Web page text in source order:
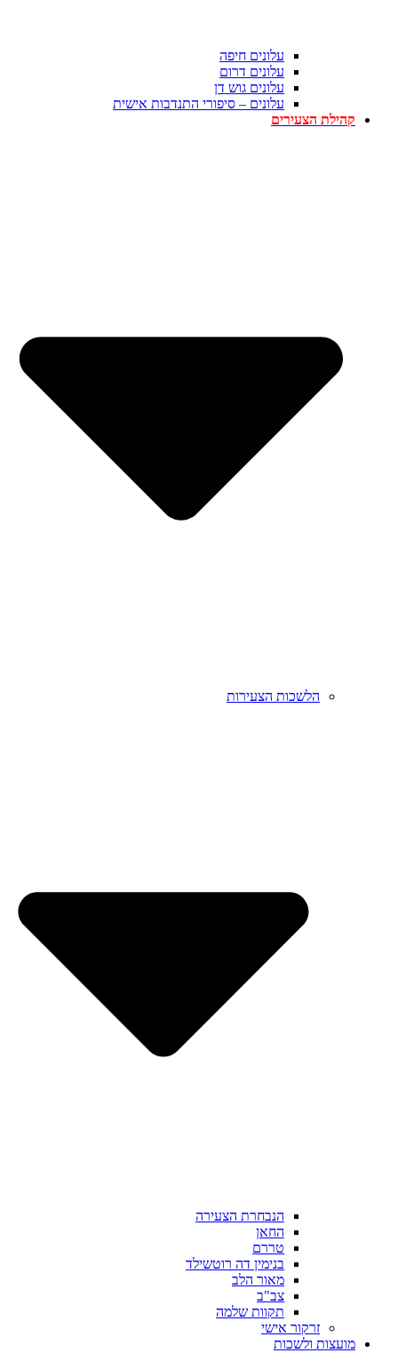
עלונים חיפה
עלונים דרום
עלונים גוש דן
עלונים – סיפורי התנדבות אישית
קהילת הצעירים
הלשכות הצעירות
הנבחרת הצעירה
החאן
טררם
בנימין דה רוטשילד
מאור הלב
צב"ב
תקוות שלמה
זרקור אישי
מועצות ולשכות